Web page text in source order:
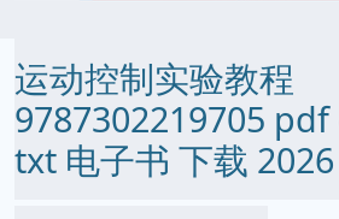
运动控制实验教程
9787302219705
txt 电子书 下载 2026